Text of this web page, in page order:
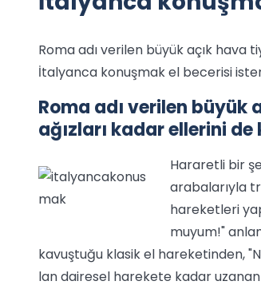
Roma adı verilen büyük açık hava
İtalyanca konuşmak el becerisi
Roma adı verilen
ağızları kadar ellerini
Hararetli bir
arabalarıyla
hareketleri
muyum!"
kavuştuğu klasik el hareketinden,
lan dairesel harekete kadar